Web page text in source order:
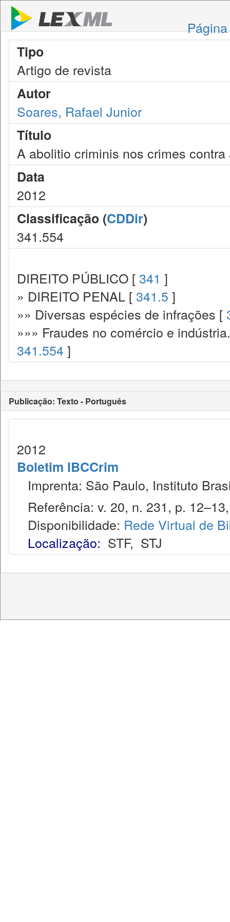
Tipo
Artigo de revista
Autor
Soares, Rafael Junior
Título
A abolitio criminis nos crimes
Data
2012
Classificação (CDDir)
341.554
DIREITO PÚBLICO [ 341 ]
» DIREITO PENAL [ 341.5 ]
»» Diversas espécies de infrações [
»»» Fraudes no comércio e
341.554 ]
Publicação: Texto - Português
2012
Boletim IBCCrim
Imprenta: São Paulo, Instituto
Referência: v. 20, n. 231, p.
Disponibilidade: Rede Virtual de
Localização: STF, STJ